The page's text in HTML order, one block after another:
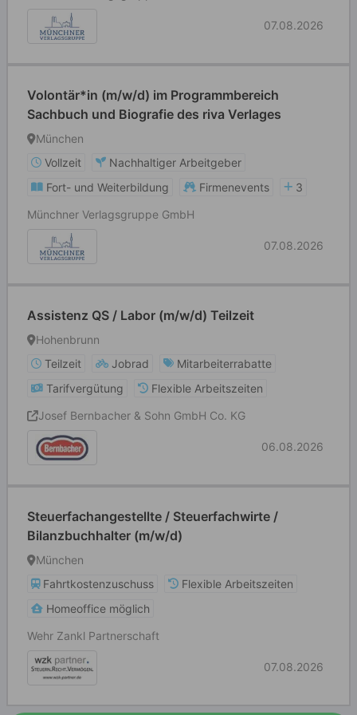
07.08.2026
Volontär*in (m/w/d) im Programmbereich
Sachbuch und Biografie des riva Verlages
München
Vollzeit
Nachhaltiger Arbeitgeber
Fort- und Weiterbildung
Firmenevents
3
Münchner Verlagsgruppe GmbH
07.08.2026
Assistenz QS / Labor (m/w/d) Teilzeit
Hohenbrunn
Teilzeit
Jobrad
Mitarbeiterrabatte
Tarifvergütung
Flexible Arbeitszeiten
Josef Bernbacher & Sohn GmbH Co. KG
06.08.2026
Steuerfachangestellte / Steuerfachwirte /
Bilanzbuchhalter (m/w/d)
München
Fahrtkostenzuschuss
Flexible Arbeitszeiten
Homeoffice möglich
Wehr Zankl Partnerschaft
07.08.2026